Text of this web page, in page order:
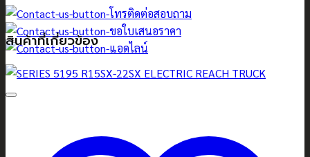
สินค้าที่เกี่ยวข้อง